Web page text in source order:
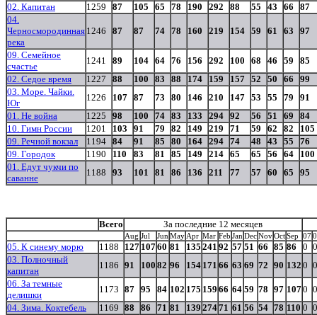
02. Капитан
1259 87 105 65 78 190 292 88 55 43 66
87
04.
Черносмородинная
река
1246 87 87 74 78 160 219 154 59 61 63 97
09. Семейное
счастье
1241 89 104 64 76 156 292 100 68 46 59
85
02. Седое время
1227 88 100 83 88 174 159 157 52 50 66
99
03. Море. Чайки.
Юг
1226 107 87 73 80 146 210 147 53 55 79
91
01. Не война
1225 98 100 74 83 133 294 92 56 51 69
84
10. Гимн России
1201 103 91 79 82 149 219 71 59 62 82
105
09. Речной вокзал
1194 84 91 85 80 164 294 74 48 43 55
76
09. Городок
1190 110 83 81 85 149 214 65 65 56 64
100
01. Едут чукчи по
саванне
1188 93 101 81 86 136 211 77 57 60 65 95
Всего За последние 12 месяцев
Aug Jul Jun May Apr Mar Feb Jan DecNovOctSep 07
05. К синему морю 1188 127 10760 81 135 241 92 57 51 66 85 86 0 0
03. Полночный
капитан
1186 91 100 82 96 154 171 66 63 69 72 90 132 0 0
06. За темные
делишки
1173 87 95 84 102 175 159 66 64 59 78 97 1070 0
04. Зима. Коктебель
1169 88 86 71 81 139 27471 61 56 54 78 110 0 0